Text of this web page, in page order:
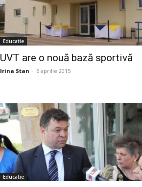
Educatie
UVT are o nouă bază sportivă
Irina Stan - 6 aprilie 2015
Educatie